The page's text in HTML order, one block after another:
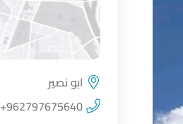
اضغط لتحميل الموقع
ابو نصير
+962797675640